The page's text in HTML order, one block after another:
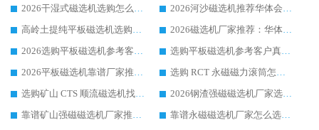
2026干湿式磁选机选购怎么选?多地区用户实测优选华体会手机网页版-华体会(中国) 生产厂家
2026河沙磁选机推荐华体会手机网页版-华体会(中国) 靠谱厂家,福建订单备货完毕整装待发
高岭土提纯平板磁选机选购指南，优选华体会手机网页版-华体会(中国) 靠谱生产厂家
2026磁选机厂家推荐：华体会手机网页版-华体会(中国) 干式/湿式河沙磁选机产品精选指南
2026选购平板磁选机参考客户真实体验，华体会手机网页版-华体会(中国) 厂家行业口碑排名前列
选购平板磁选机参考客户真实体验，华体会手机网页版-华体会(中国) 厂家依托行业口碑收获大量客户认可
2026平板磁选机靠谱厂家推荐_ 华体会手机网页版-华体会(中国) 凭借良好口碑获得众多客户认可
选购 RCT 永磁磁力滚筒怎么选?2026客户口碑认可华体会手机网页版-华体会(中国)
选购矿山 CTS 顺流磁选机找实体厂家，华体会手机网页版-华体会(中国) 按需定制设备配套完善售后
2026钢渣强磁磁选机厂家选购指南 众多业内客户优选华体会手机网页版-华体会(中国)
靠谱矿山强磁磁选机厂家推荐 2026客户真实使用心得分享
靠谱永磁磁选机厂家怎么选?福建客户真实体验分享华体会手机网页版-华体会(中国) 品牌